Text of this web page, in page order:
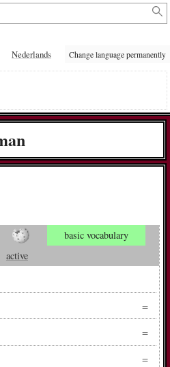
Nederlands Change language permanently
basic vocabulary
active